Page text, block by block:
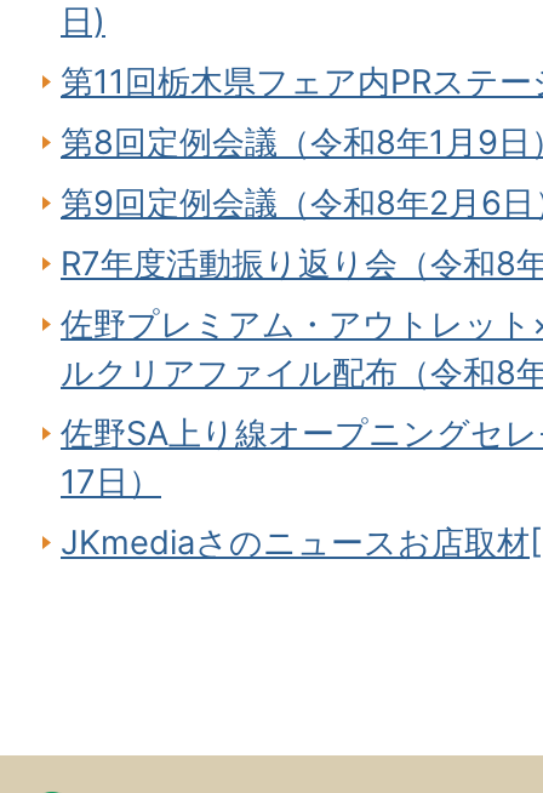
日)
第11回栃木県フェア内PRステ
第8回定例会議（令和8年1月9日
第9回定例会議（令和8年2月6日
R7年度活動振り返り会（令和8
佐野プレミアム・アウトレッ
ルクリアファイル配布（令和8
佐野SA上り線オープニングセ
17日）
JKmediaさのニュースお店取材